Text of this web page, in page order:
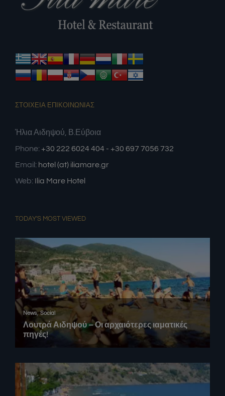
ΣΤΟΙΧΕΙΑ ΕΠΙΚΟΙΝΩΝΙΑΣ
Ήλια Αιδηψού, Β.Εύβοια
Phone: +30 222 6024 404 - +30 697 7056 732
Email: hotel (at) iliamare.gr
Web: Ilia Mare Hotel
TODAY'S MOST VIEWED